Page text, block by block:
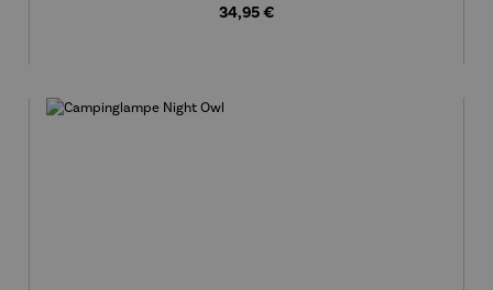
Regulärer Preis:
34,95 €